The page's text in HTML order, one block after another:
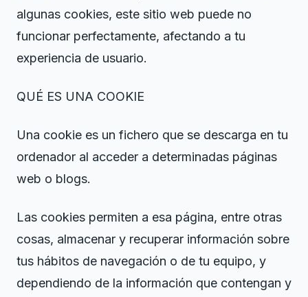
algunas cookies, este sitio web puede no
funcionar perfectamente, afectando a tu
experiencia de usuario.
QUÉ ES UNA COOKIE
Una cookie es un fichero que se descarga en tu
ordenador al acceder a determinadas páginas
web o blogs.
Las cookies permiten a esa página, entre otras
cosas, almacenar y recuperar información sobre
tus hábitos de navegación o de tu equipo, y
dependiendo de la información que contengan y